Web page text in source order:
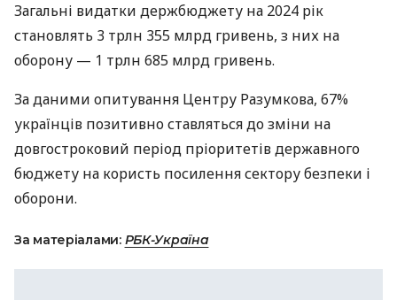
Загальні видатки держбюджету на 2024 рік
становлять 3 трлн 355 млрд гривень, з них на
оборону — 1 трлн 685 млрд гривень.
За даними опитування Центру Разумкова, 67%
українців позитивно ставляться до зміни на
довгостроковий період пріоритетів державного
бюджету на користь посилення сектору безпеки і
оборони.
За матеріалами: РБК-Україна